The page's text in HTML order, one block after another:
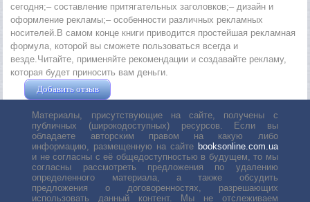
сегодня;– составление притягательных заголовков;– дизайн и
оформление рекламы;– особенности различных рекламных
носителей.В самом конце книги приводится простейшая рекламная
формула, которой вы сможете пользоваться всегда и
везде.Читайте, применяйте рекомендации и создавайте рекламу,
которая будет приносить вам деньги.
Добавить отзыв
Материалы, присутствующие на сайте, получены с
публичных (широкодоступных) ресурсов. Если вы
обладаете авторским правом на какую либо
информацию, размещенную на сайте booksonline.com.ua
и не согласны с её общедоступностью в будущем, то мы
согласны рассмотреть предложения по удалению
определенного материала, а также обсудить
предложения о договоренностях, разрешающих
использовать данный контент. Мы не отслеживаем